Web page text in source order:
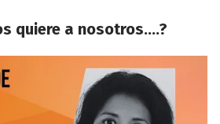
quiere a nosotros….?